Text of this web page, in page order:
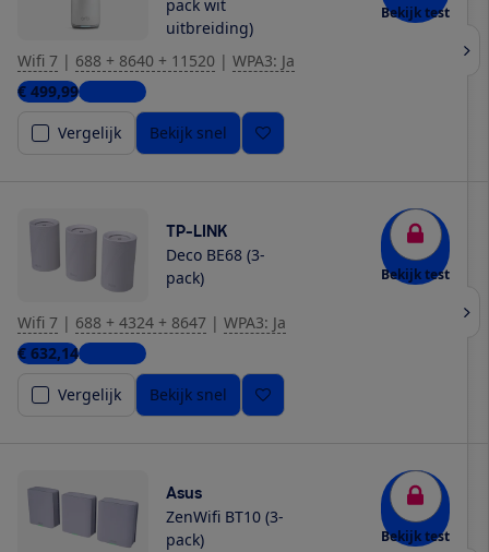
pack wit
uitbreiding)
Bekijk test
Wifi 7 | 688 + 8640 + 11520 | WPA3: Ja
€ 499,993 winkels
Vergelijk
Bekijk snel
TP-LINK
Deco BE68 (3-
pack)
Bekijk test
Wifi 7 | 688 + 4324 + 8647 | WPA3: Ja
€ 632,142 winkels
Vergelijk
Bekijk snel
Asus
ZenWifi BT10 (3-
pack)
Bekijk test